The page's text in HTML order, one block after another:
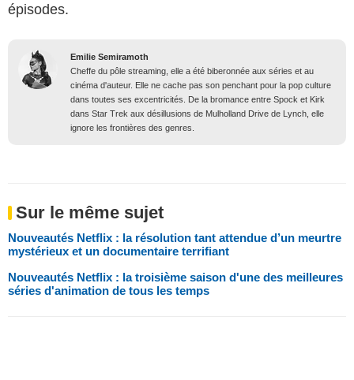
épisodes.
Emilie Semiramoth
Cheffe du pôle streaming, elle a été biberonnée aux séries et au
cinéma d'auteur. Elle ne cache pas son penchant pour la pop culture
dans toutes ses excentricités. De la bromance entre Spock et Kirk
dans Star Trek aux désillusions de Mulholland Drive de Lynch, elle
ignore les frontières des genres.
Sur le même sujet
Nouveautés Netflix : la résolution tant attendue d’un meurtre
mystérieux et un documentaire terrifiant
Nouveautés Netflix : la troisième saison d'une des meilleures
séries d'animation de tous les temps